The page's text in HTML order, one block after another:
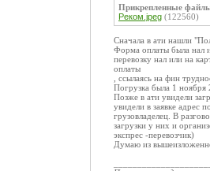
Прикрепленные
Реком.jpeg (122560)
Сначала в ати нашли
Форма оплаты была нал
перевозку нал или на
оплаты
, ссылаясь на фин
Погрузка была 1 ноября
Позже в ати увидели
увидели в заявке адрес
грузовладелец. В
загрузки у них и
экспрес -перевозчик)
Думаю из